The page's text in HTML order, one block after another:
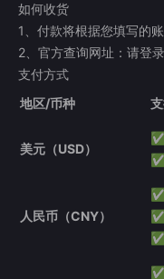
如何收货
1、付款将根据您填写的
2、官方查询网址：请登
支付方式
地区/币种
美元（USD）
人民币（CNY）